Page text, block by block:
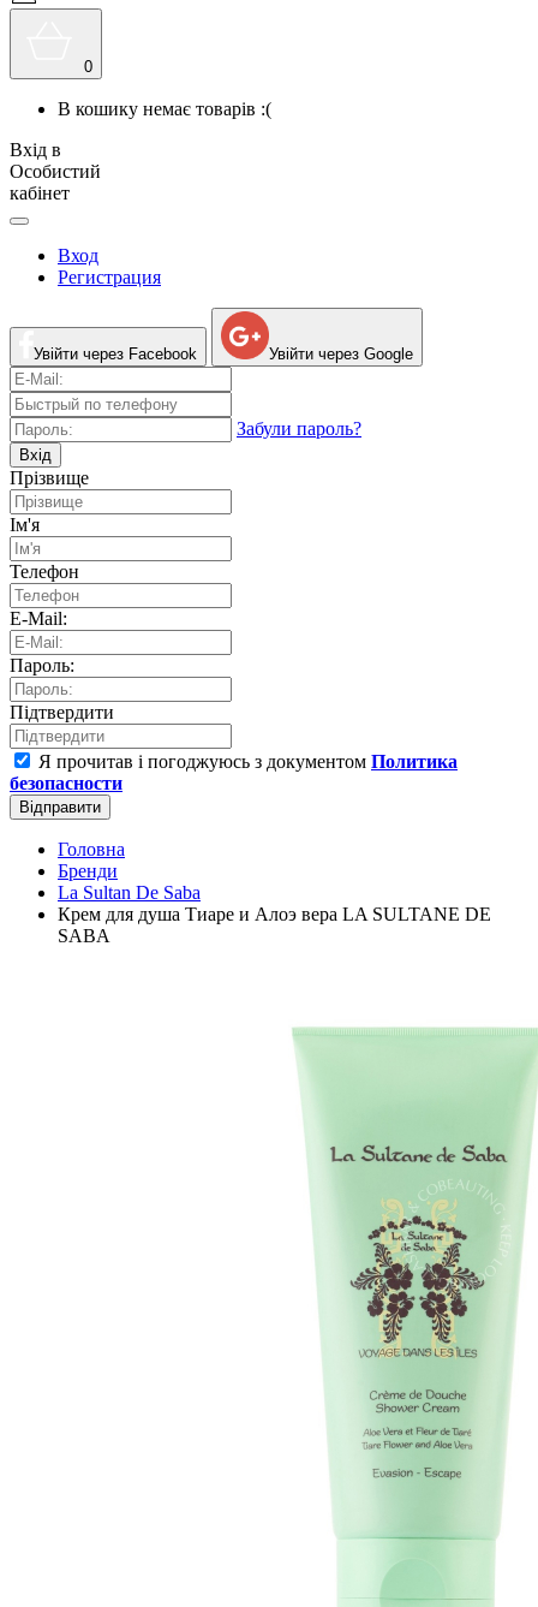
0
В кошику немає товарів :(
Вхід в
Особистий
кабінет
Вход
Регистрация
Увійти через Facebook Увійти через Google
Забули пароль?
Вхід
Прізвище
Ім'я
Телефон
E-Mail:
Пароль:
Підтвердити
Я прочитав і погоджуюсь з документом Политика
безопасности
Відправити
Головна
Бренди
La Sultan De Saba
Крем для душа Тиаре и Алоэ вера LA SULTANE DE
SABA